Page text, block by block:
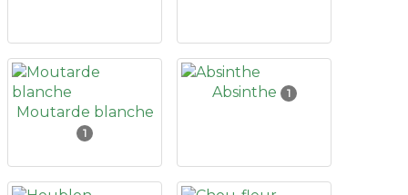
Moutarde blanche
1
Absinthe 1